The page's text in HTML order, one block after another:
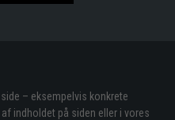
– eksempelvis konkrete
indholdet på siden eller i vores